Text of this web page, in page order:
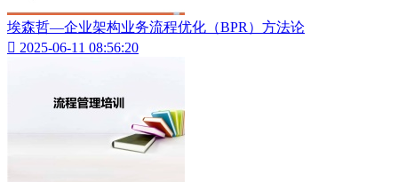
埃森哲—企业架构业务流程优化（BPR）方法论
 2025-06-11 08:56:20